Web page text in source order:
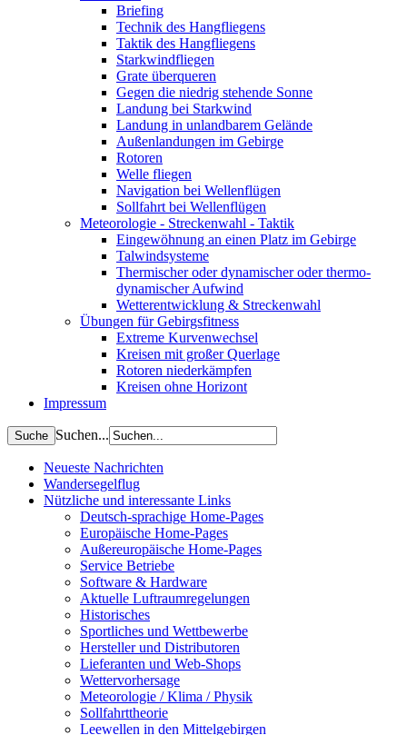
Briefing
Technik des Hangfliegens
Taktik des Hangfliegens
Starkwindfliegen
Grate überqueren
Gegen die niedrig stehende Sonne
Landung bei Starkwind
Landung in unlandbarem Gelände
Außenlandungen im Gebirge
Rotoren
Welle fliegen
Navigation bei Wellenflügen
Sollfahrt bei Wellenflügen
Meteorologie - Streckenwahl - Taktik
Eingewöhnung an einen Platz im Gebirge
Talwindsysteme
Thermischer oder dynamischer oder thermo-
dynamischer Aufwind
Wetterentwicklung & Streckenwahl
Übungen für Gebirgsfitness
Extreme Kurvenwechsel
Kreisen mit großer Querlage
Rotoren niederkämpfen
Kreisen ohne Horizont
Impressum
Suchen...
Neueste Nachrichten
Wandersegelflug
Nützliche und interessante Links
Deutsch-sprachige Home-Pages
Europäische Home-Pages
Außereuropäische Home-Pages
Service Betriebe
Software & Hardware
Aktuelle Luftraumregelungen
Historisches
Sportliches und Wettbewerbe
Hersteller und Distributoren
Lieferanten und Web-Shops
Wettervorhersage
Meteorologie / Klima / Physik
Sollfahrttheorie
Leewellen in den Mittelgebirgen